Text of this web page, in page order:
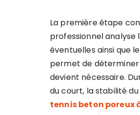
La première étape
professionnel analyse
éventuelles ainsi que
permet de déterminer
devient nécessaire.
du court, la stabilité
tennis beton poreux